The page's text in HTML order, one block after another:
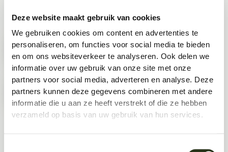
Deze website maakt gebruik van cookies
We gebruiken cookies om content en advertenties te
personaliseren, om functies voor social media te bieden
en om ons websiteverkeer te analyseren. Ook delen we
informatie over uw gebruik van onze site met onze
partners voor social media, adverteren en analyse. Deze
partners kunnen deze gegevens combineren met andere
informatie die u aan ze heeft verstrekt of die ze hebben
verzameld op basis van uw gebruik van hun services.
4 Praktische oplossingen om de
akoestiek in vergaderruimtes te
verbeteren
Geluidsabsorptie